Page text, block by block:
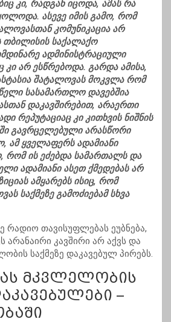
კი, რადგან იცოდა, ამას რა
ასევე იმის გამო, რომ
კომუნიკაცია არ
საქალაქო
ადმინისტრაციული
კი არ ესწრებოდა. გარდა ამისა,
შატალოვას მოკვლა რომ
სასამართლო დავებშია
დაკავშირებით, არაერთი
რეპუტაციაც კი კითხვის ნიშნის
გავრცელებული არასწორი
ამ ყველაფერს ადამიანი
რომ ის ეძებდა სამართალს და
ადამიანი ასეთ ქმედებას არ
ამყარებს ისიც, რომ
საქმეზე გამოძიებამ სხვა
რადიო თავისუფლებას ეუბნება,
არანაირი კავშირი არ აქვს და
საქმეზე დაკავებულ პირებს.
მკვლელობის
–